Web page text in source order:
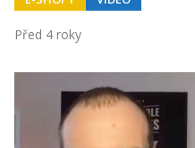
Před 4 roky